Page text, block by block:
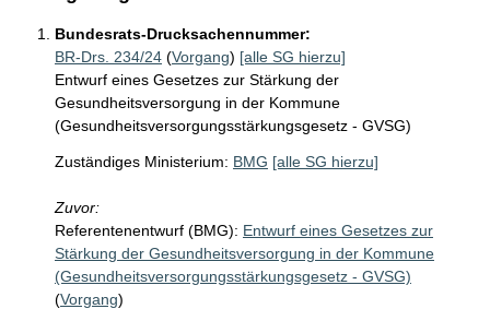
Bundesrats-Drucksachennummer:
BR-Drs. 234/24 (Vorgang) [alle SG hierzu]
Entwurf eines Gesetzes zur Stärkung der
Gesundheitsversorgung in der Kommune
(Gesundheitsversorgungsstärkungsgesetz - GVSG)
Zuständiges Ministerium: BMG [alle SG hierzu]
Zuvor:
Referentenentwurf (BMG): Entwurf eines Gesetzes zur
Stärkung der Gesundheitsversorgung in der Kommune
(Gesundheitsversorgungsstärkungsgesetz - GVSG)
(Vorgang)